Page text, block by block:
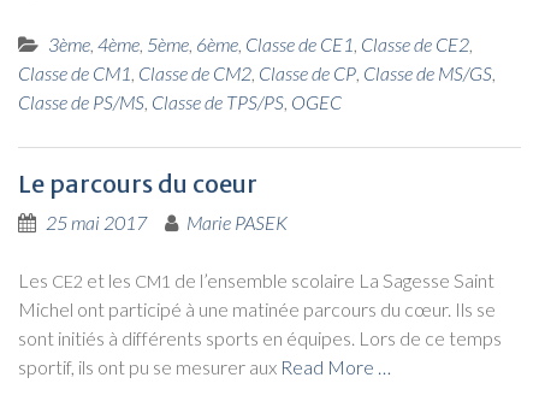
3ème, 4ème, 5ème, 6ème, Classe de CE1, Classe de CE2,
Classe de CM1, Classe de CM2, Classe de CP, Classe de MS/GS,
Classe de PS/MS, Classe de TPS/PS, OGEC
Le parcours du coeur
25 mai 2017 Marie PASEK
Les CE2 et les CM1 de l’en­semble sco­laire La Sagesse Saint
Michel ont par­ti­ci­pé à une mati­née par­cours du cœur. Ils se
sont ini­tiés à dif­fé­rents sports en équipes. Lors de ce temps
spor­tif, ils ont pu se mesu­rer aux Read More …